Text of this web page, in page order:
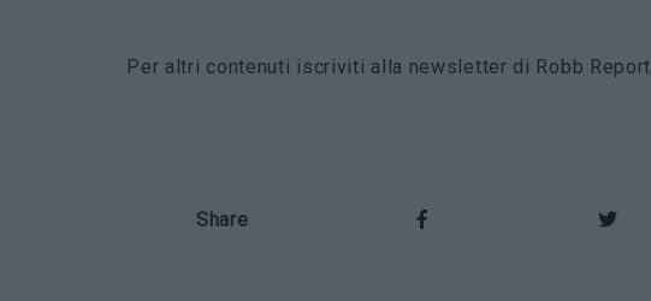
Per altri contenuti iscriviti alla newsletter di Robb Report
Share